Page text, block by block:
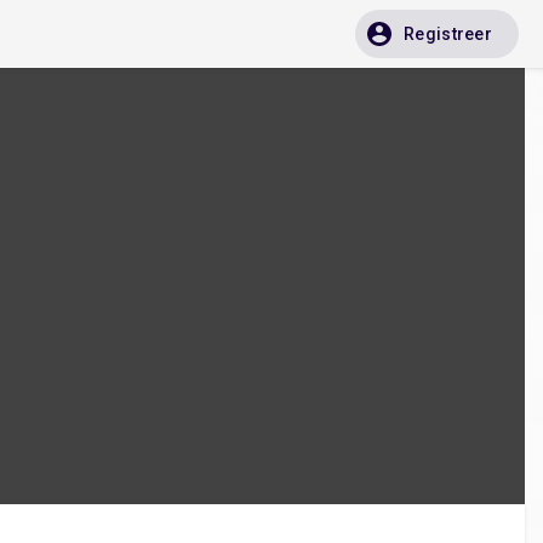
Registreer